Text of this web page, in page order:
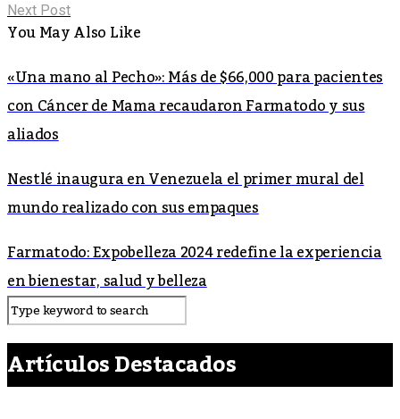
Next Post
You May Also Like
«Una mano al Pecho»: Más de $66,000 para pacientes
con Cáncer de Mama recaudaron Farmatodo y sus
aliados
Nestlé inaugura en Venezuela el primer mural del
mundo realizado con sus empaques
Farmatodo: Expobelleza 2024 redefine la experiencia
en bienestar, salud y belleza
Artículos Destacados